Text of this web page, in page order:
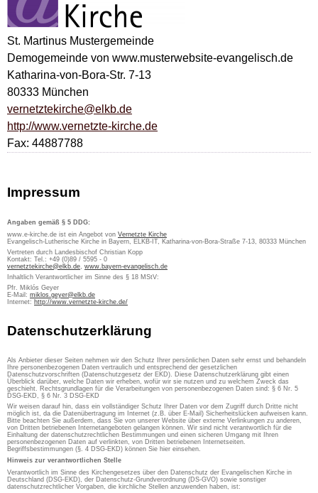
St. Martinus Mustergemeinde
Demogemeinde von www.musterwebsite-evangelisch.de
Katharina-von-Bora-Str. 7-13
80333 München
vernetztekirche@elkb.de
http://www.vernetzte-kirche.de
Fax: 44887788
Impressum
Angaben gemäß § 5 DDG:
www.e-kirche.de ist ein Angebot von Vernetzte Kirche
Evangelisch-Lutherische Kirche in Bayern, ELKB-IT, Katharina-von-Bora-Straße 7-13, 80333 München
Vertreten durch Landesbischof Christian Kopp
Kontakt: Tel.: +49 (0)89 / 5595 - 0
vernetztekirche@elkb.de, www.bayern-evangelisch.de
Inhaltlich Verantwortlicher im Sinne des § 18 MStV:
Pfr. Miklós Geyer
E-Mail: miklos.geyer@elkb.de
Internet: http://www.vernetzte-kirche.de/
Datenschutzerklärung
Als Anbieter dieser Seiten nehmen wir den Schutz Ihrer persönlichen Daten sehr ernst und behandeln
Ihre personenbezogenen Daten vertraulich und entsprechend der gesetzlichen
Datenschutzvorschriften (Datenschutzgesetz der EKD). Diese Datenschutzerklärung gibt einen
Überblick darüber, welche Daten wir erheben, wofür wir sie nutzen und zu welchem Zweck das
geschieht. Rechtsgrundlagen für die Verarbeitungen von personenbezogenen Daten sind: § 6 Nr. 5
DSG-EKD, § 6 Nr. 3 DSG-EKD
Wir weisen darauf hin, dass ein vollständiger Schutz Ihrer Daten vor dem Zugriff durch Dritte nicht
möglich ist, da die Datenübertragung im Internet (z.B. über E-Mail) Sicherheitslücken aufweisen kann.
Bitte beachten Sie außerdem, dass Sie von unserer Website über externe Verlinkungen zu anderen,
von Dritten betriebenen Internetangeboten gelangen können. Wir sind nicht verantwortlich für die
Einhaltung der datenschutzrechtlichen Bestimmungen und einen sicheren Umgang mit Ihren
personenbezogenen Daten auf verlinkten, von Dritten betriebenen Internetseiten.
Begriffsbestimmungen (§. 4 DSG-EKD) können Sie hier einsehen.
Hinweis zur verantwortlichen Stelle
Verantwortlich im Sinne des Kirchengesetzes über den Datenschutz der Evangelischen Kirche in
Deutschland (DSG-EKD), der Datenschutz-Grundverordnung (DS-GVO) sowie sonstiger
datenschutzrechtlicher Vorgaben, die kirchliche Stellen anzuwenden haben, ist: